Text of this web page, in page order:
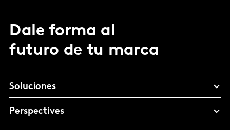
Dale forma al
futuro de tu marca
Soluciones
Perspectives